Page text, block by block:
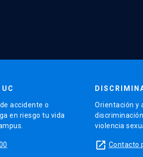
accidente o
en riesgo tu vida
Orientación y
violencia
launch Contacto